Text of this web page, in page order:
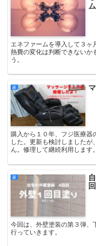
エネファームを導入して３
熱費の変化は判断できないか
う。
家
購入から１０年、フジ医療器
した。更新も検討しました
ん。修理して継続利用します。
家
今回は、外壁塗装の第３弾、
行っていきます。